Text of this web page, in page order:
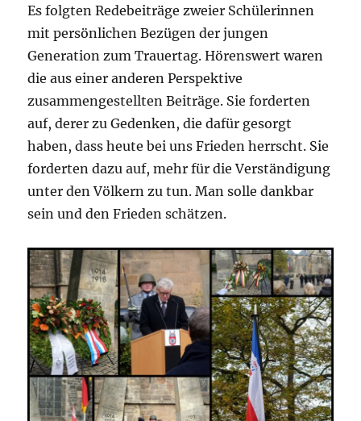
Es folgten Redebeiträge zweier Schülerinnen
mit persönlichen Bezügen der jungen
Generation zum Trauertag. Hörenswert waren
die aus einer anderen Perspektive
zusammengestellten Beiträge. Sie forderten
auf, derer zu Gedenken, die dafür gesorgt
haben, dass heute bei uns Frieden herrscht. Sie
forderten dazu auf, mehr für die Verständigung
unter den Völkern zu tun. Man solle dankbar
sein und den Frieden schätzen.